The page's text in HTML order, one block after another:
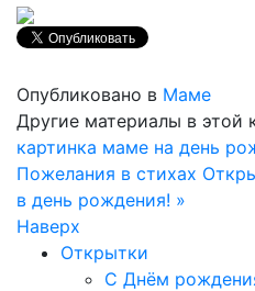
Опубликовано в Маме
Другие материалы в этой
картинка маме на день
Пожелания в стихах
в день рождения! »
Наверх
Открытки
С Днём